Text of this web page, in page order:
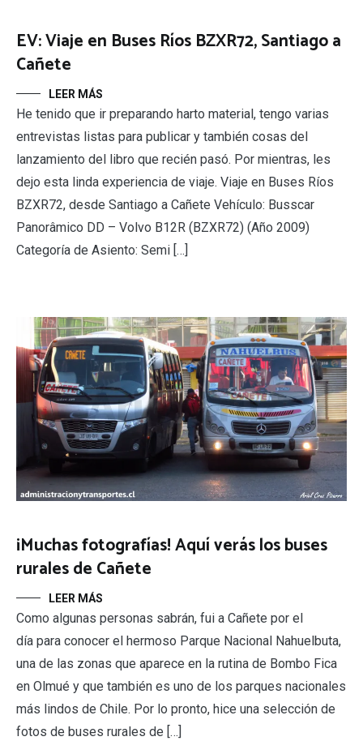
EV: Viaje en Buses Ríos BZXR72, Santiago a
Cañete
LEER MÁS
He tenido que ir preparando harto material, tengo varias
entrevistas listas para publicar y también cosas del
lanzamiento del libro que recién pasó. Por mientras, les
dejo esta linda experiencia de viaje. Viaje en Buses Ríos
BZXR72, desde Santiago a Cañete Vehículo: Busscar
Panorâmico DD – Volvo B12R (BZXR72) (Año 2009)
Categoría de Asiento: Semi […]
¡Muchas fotografías! Aquí verás los buses
rurales de Cañete
LEER MÁS
Como algunas personas sabrán, fui a Cañete por el
día para conocer el hermoso Parque Nacional Nahuelbuta,
una de las zonas que aparece en la rutina de Bombo Fica
en Olmué y que también es uno de los parques nacionales
más lindos de Chile. Por lo pronto, hice una selección de
fotos de buses rurales de […]